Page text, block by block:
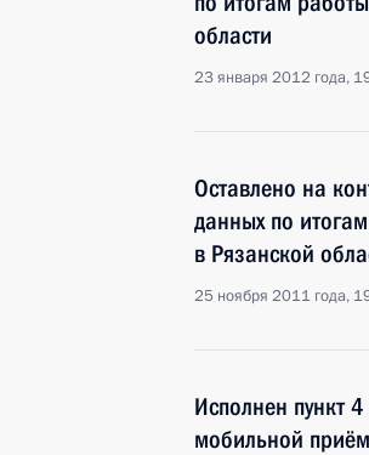
области
23 января 2012 года,
Оставлено на
данных по
в Рязанской
25 ноября 2011 года,
Исполнен пункт
мобильной